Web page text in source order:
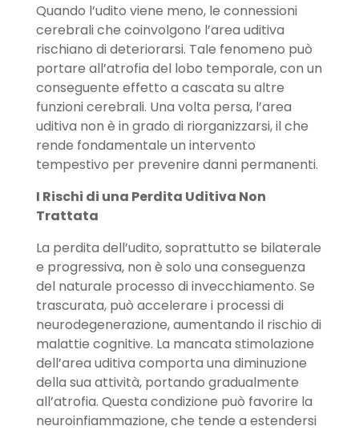
Quando l’udito viene meno, le connessioni
cerebrali che coinvolgono l’area uditiva
rischiano di deteriorarsi. Tale fenomeno può
portare all’atrofia del lobo temporale, con un
conseguente effetto a cascata su altre
funzioni cerebrali. Una volta persa, l’area
uditiva non è in grado di riorganizzarsi, il che
rende fondamentale un intervento
tempestivo per prevenire danni permanenti.
I Rischi di una Perdita Uditiva Non
Trattata
La perdita dell’udito, soprattutto se bilaterale
e progressiva, non è solo una conseguenza
del naturale processo di invecchiamento. Se
trascurata, può accelerare i processi di
neurodegenerazione, aumentando il rischio di
malattie cognitive. La mancata stimolazione
dell’area uditiva comporta una diminuzione
della sua attività, portando gradualmente
all’atrofia. Questa condizione può favorire la
neuroinfiammazione, che tende a estendersi